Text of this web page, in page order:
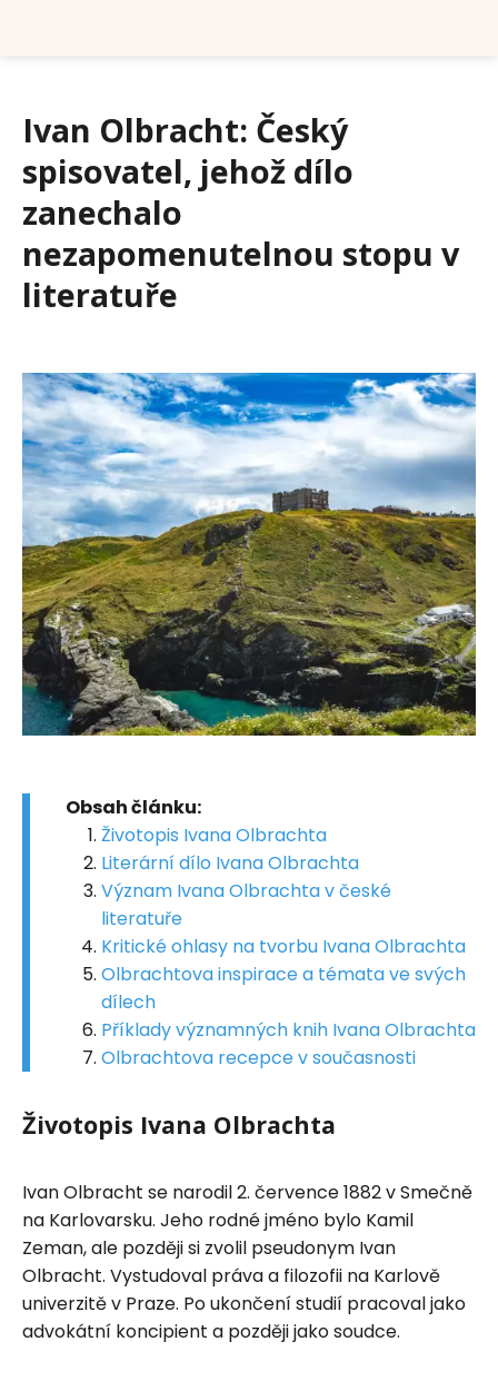
Ivan Olbracht: Český
spisovatel, jehož dílo
zanechalo
nezapomenutelnou stopu v
literatuře
Obsah článku:
Životopis Ivana Olbrachta
Literární dílo Ivana Olbrachta
Význam Ivana Olbrachta v české
literatuře
Kritické ohlasy na tvorbu Ivana Olbrachta
Olbrachtova inspirace a témata ve svých
dílech
Příklady významných knih Ivana Olbrachta
Olbrachtova recepce v současnosti
Životopis Ivana Olbrachta
Ivan Olbracht se narodil 2. července 1882 v Smečně
na Karlovarsku. Jeho rodné jméno bylo Kamil
Zeman, ale později si zvolil pseudonym Ivan
Olbracht. Vystudoval práva a filozofii na Karlově
univerzitě v Praze. Po ukončení studií pracoval jako
advokátní koncipient a později jako soudce.